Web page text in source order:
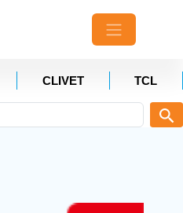
CLIVET TCL